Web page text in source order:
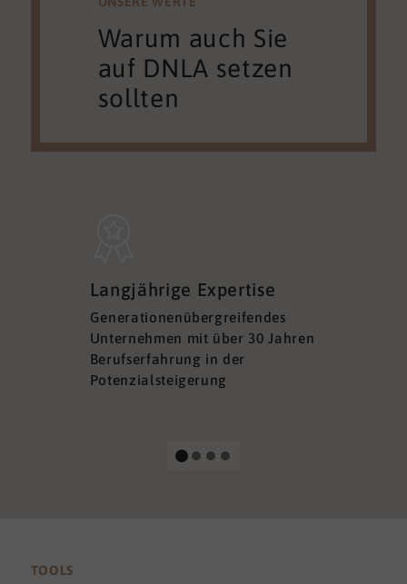
Warum auch Sie
auf DNLA setzen
sollten
Langjährige Expertise
Generationenübergreifendes
Unternehmen mit über 30 Jahren
Berufserfahrung in der
Potenzialsteigerung
TOOLS